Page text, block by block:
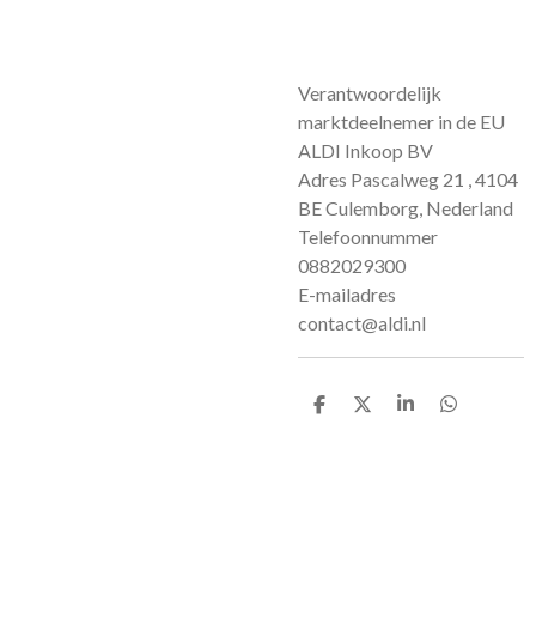
Verantwoordelijk
marktdeelnemer in de EU
ALDI Inkoop BV
Adres Pascalweg 21 , 4104
BE Culemborg, Nederland
Telefoonnummer
0882029300
E-mailadres
contact@aldi.nl
D
D
S
D